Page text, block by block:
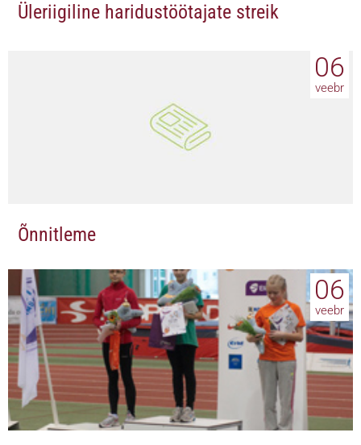
Üleriigiline haridustöötajate streik
06
veebr
Õnnitleme
06
veebr